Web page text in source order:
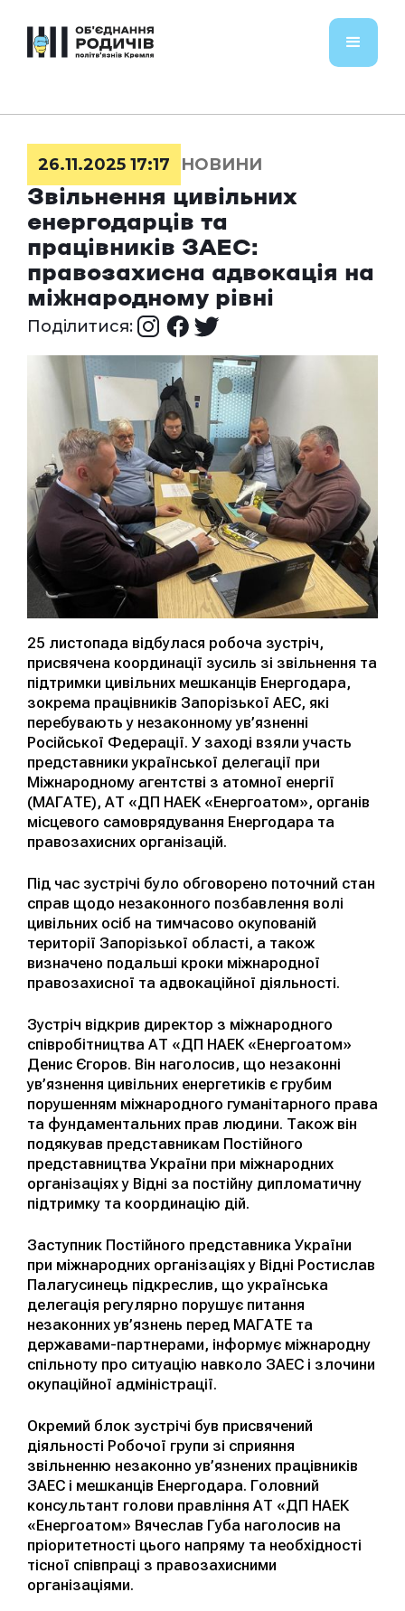
26.11.2025 17:17
НОВИНИ
Звільнення цивільних
енергодарців та
працівників ЗАЕС:
правозахисна адвокація на
міжнародному рівні
Поділитися:
25 листопада відбулася робоча зустріч,
присвячена координації зусиль зі звільнення та
підтримки цивільних мешканців Енергодара,
зокрема працівників Запорізької АЕС, які
перебувають у незаконному ув’язненні
Російської Федерації. У заході взяли участь
представники української делегації при
Міжнародному агентстві з атомної енергії
(МАГАТЕ), АТ «ДП НАЕК «Енергоатом», органів
місцевого самоврядування Енергодара та
правозахисних організацій.
Під час зустрічі було обговорено поточний стан
справ щодо незаконного позбавлення волі
цивільних осіб на тимчасово окупованій
території Запорізької області, а також
визначено подальші кроки міжнародної
правозахисної та адвокаційної діяльності.
Зустріч відкрив директор з міжнародного
співробітництва АТ «ДП НАЕК «Енергоатом»
Денис Єгоров. Він наголосив, що незаконні
ув’язнення цивільних енергетиків є грубим
порушенням міжнародного гуманітарного права
та фундаментальних прав людини. Також він
подякував представникам Постійного
представництва України при міжнародних
організаціях у Відні за постійну дипломатичну
підтримку та координацію дій.
Заступник Постійного представника України
при міжнародних організаціях у Відні Ростислав
Палагусинець підкреслив, що українська
делегація регулярно порушує питання
незаконних ув’язнень перед МАГАТЕ та
державами-партнерами, інформує міжнародну
спільноту про ситуацію навколо ЗАЕС і злочини
окупаційної адміністрації.
Окремий блок зустрічі був присвячений
діяльності Робочої групи зі сприяння
звільненню незаконно ув’язнених працівників
ЗАЕС і мешканців Енергодара. Головний
консультант голови правління АТ «ДП НАЕК
«Енергоатом» Вячеслав Губа наголосив на
пріоритетності цього напряму та необхідності
тісної співпраці з правозахисними
організаціями.